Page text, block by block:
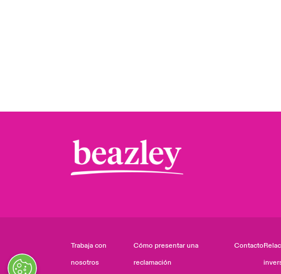
Trabaja con
nosotros
Cómo presentar una
reclamación
Contacto